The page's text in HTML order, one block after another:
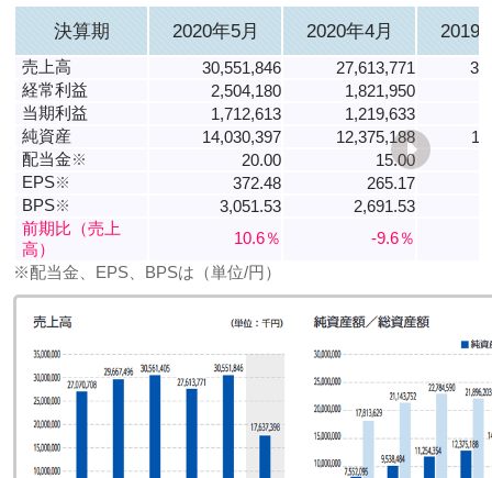
決算期 2020年5月 2020年4月 2019
売上高 30,551,846 27,613,771
経常利益
2,504,180 1,821,950
当期利益
1,712,613 1,219,633
純資産
14,030,397 12,375,188
配当金※ 20.00
15.00
EPS※ 372.48
265.17
BPS※ 3,051.53 2,691.53
前期比（売上
高）
10.6％
-9.6％
※配当金、EPS、BPSは（単位/円）